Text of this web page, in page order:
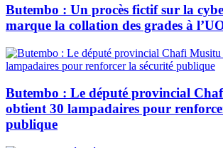
Butembo : Un procès fictif sur la
marque la collation des grades à
Butembo : Le député provincial
obtient 30 lampadaires pour
publique